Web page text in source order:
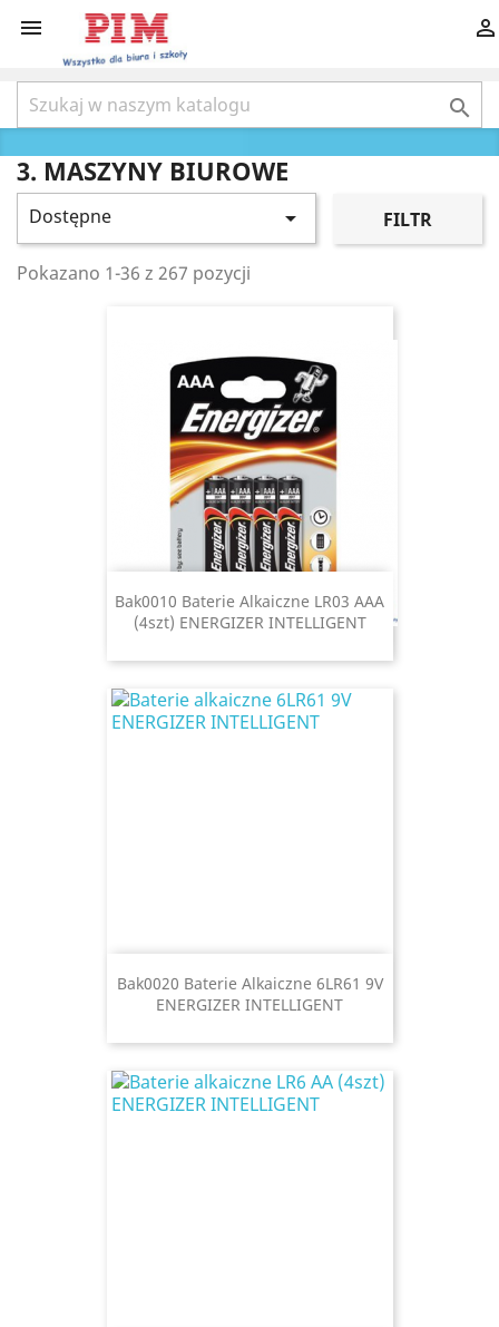
 

3. MASZYNY BIUROWE
Dostępne  FILTR
Pokazano 1-36 z 267 pozycji
Bak0010 Baterie Alkaiczne LR03 AAA
(4szt) ENERGIZER INTELLIGENT
Bak0020 Baterie Alkaiczne 6LR61 9V
ENERGIZER INTELLIGENT